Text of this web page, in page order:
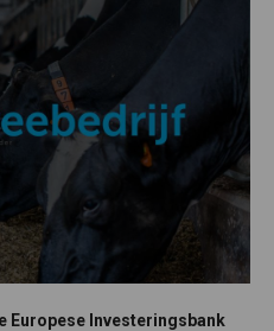
Europese Investeringsbank